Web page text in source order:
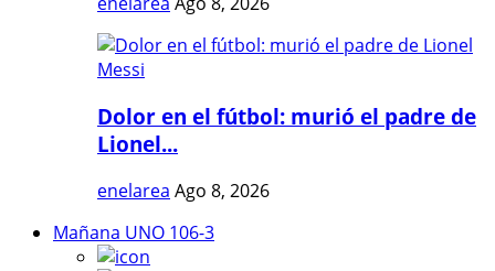
Dolor en el fútbol: murió el padre de
Lionel...
enelarea Ago 8, 2026
Mañana UNO 106-3